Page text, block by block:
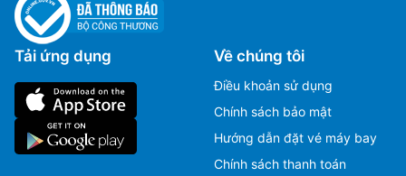
Tải ứng dụng Về chúng tôi
Điều khoản sử dụng
Chính sách bảo mật
Hướng dẫn đặt vé máy bay
Chính sách thanh toán